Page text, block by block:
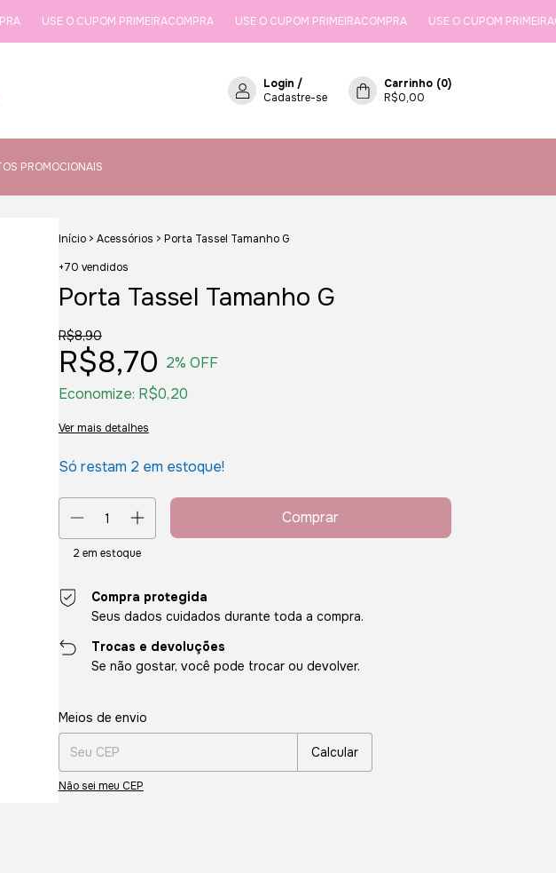
O CUPOM PRIMEIRACOMPRA USE O CUPOM PRIMEIRACOMPRA USE O CUPOM PRIMEIRACOMPRA
Login /
Cadastre-se
Carrinho (0)
R$0,00
PROMOCIONAIS
Início > Acessórios > Porta Tassel Tamanho G
+70 vendidos
Porta Tassel Tamanho G
R$8,90
R$8,70 2% OFF
Economize: R$0,20
Ver mais detalhes
Só restam 2 em estoque!
2 em estoque
Compra protegida
Seus dados cuidados durante toda a compra.
Trocas e devoluções
Se não gostar, você pode trocar ou devolver.
Entregas para o CEP:
Meios de envio
Calcular
Não sei meu CEP